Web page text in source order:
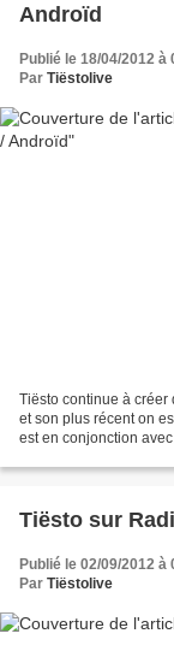
Androïd
Publié le 18/04/2012 à
Par Tiëstolive
Tiësto continue à
et son plus récent on
est en conjonction
Tiësto sur
Publié le 02/09/2012 à
Par Tiëstolive